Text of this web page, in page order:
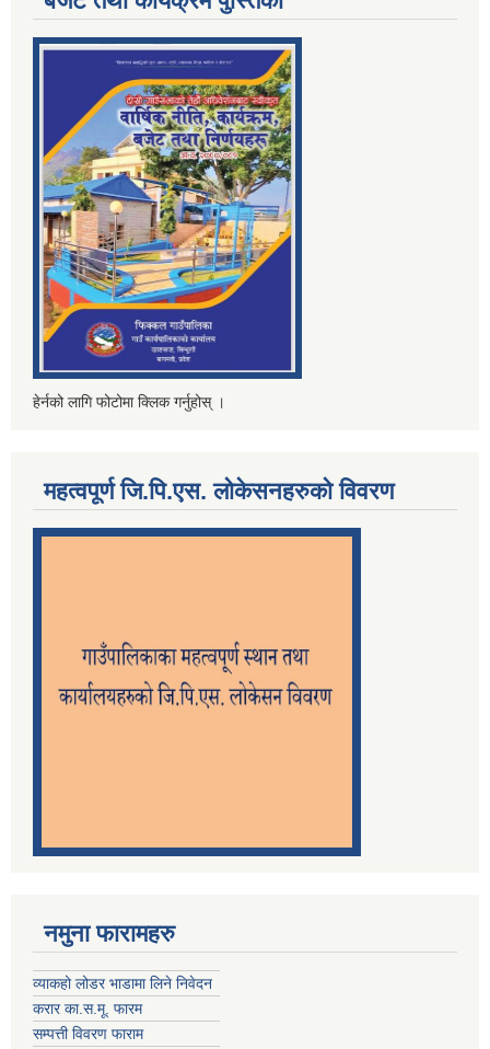
हेर्नको लागि फोटोमा क्लिक गर्नुहोस् ।
महत्वपूर्ण जि.पि.एस. लोकेसनहरुको विवरण
नमुना फारामहरु
व्याकहो लोडर भाडामा लिने निवेदन
करार का.स.मू. फारम
सम्पत्ती विवरण फाराम